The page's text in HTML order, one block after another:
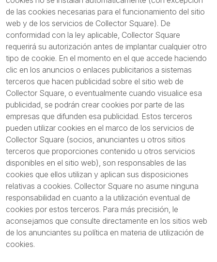
de las cookies necesarias para el funcionamiento del sitio
web y de los servicios de Collector Square). De
conformidad con la ley aplicable, Collector Square
requerirá su autorización antes de implantar cualquier otro
tipo de cookie. En el momento en el que accede haciendo
clic en los anuncios o enlaces publicitarios a sistemas
terceros que hacen publicidad sobre el sitio web de
Collector Square, o eventualmente cuando visualice esa
publicidad, se podrán crear cookies por parte de las
empresas que difunden esa publicidad. Estos terceros
pueden utilizar cookies en el marco de los servicios de
Collector Square (socios, anunciantes u otros sitios
terceros que proporciones contenido u otros servicios
disponibles en el sitio web), son responsables de las
cookies que ellos utilizan y aplican sus disposiciones
relativas a cookies. Collector Square no asume ninguna
responsabilidad en cuanto a la utilización eventual de
cookies por estos terceros. Para más precisión, le
aconsejamos que consulte directamente en los sitios web
de los anunciantes su política en materia de utilización de
cookies.